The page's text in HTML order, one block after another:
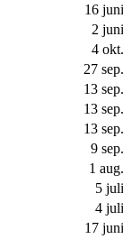
16
2
4
27
13
13
13
9
1
5
4
17